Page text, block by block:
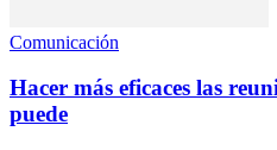
Comunicación
Hacer más eficaces las
puede